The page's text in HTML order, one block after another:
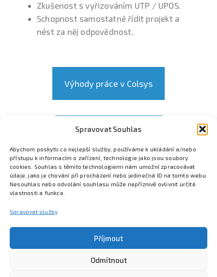
Spravovat Souhlas
Abychom poskytli co nejlepší služby, používáme k ukládání a/nebo
přístupu k informacím o zařízení, technologie jako jsou soubory
cookies. Souhlas s těmito technologiemi nám umožní zpracovávat
údaje, jako je chování při procházení nebo jedinečná ID na tomto webu.
Nesouhlas nebo odvolání souhlasu může nepříznivě ovlivnit určité
vlastnosti a funkce.
Spravovat služby
Příjmout
Odmítnout
Zkušenost s vyřizováním UTP / UPOS.
Schopnost samostatně řídit projekt a
nést za něj odpovědnost.
Výhody práce v Colsys
Odpovědět e-mailem
Volná místa Pro studenty